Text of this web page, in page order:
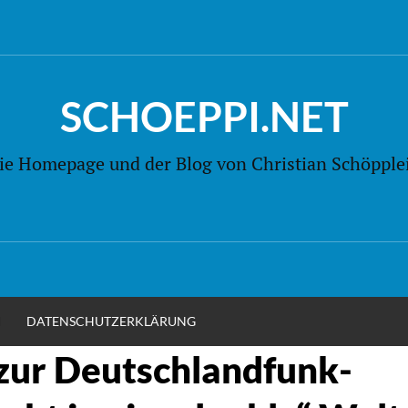
SCHOEPPI.NET
Homepage und der Blog von Christian
DATENSCHUTZERKLÄRUNG
Deutschlandfunk-